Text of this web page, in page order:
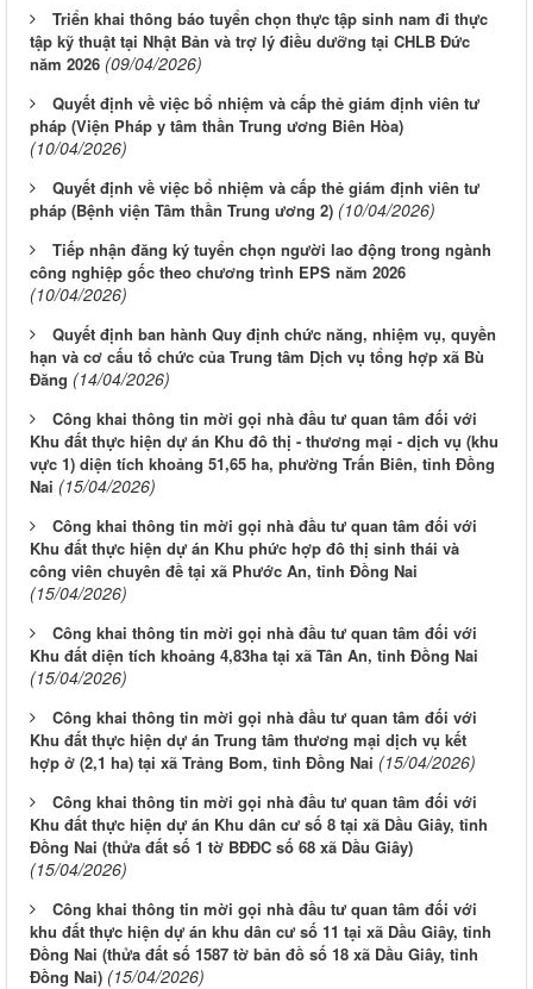
Triển khai thông báo tuyển chọn thực tập sinh nam đi thực
tập kỹ thuật tại Nhật Bản và trợ lý điều dưỡng tại CHLB Đức
năm 2026 (09/04/2026)
Quyết định về việc bổ nhiệm và cấp thẻ giám định viên tư
pháp (Viện Pháp y tâm thần Trung ương Biên Hòa)
(10/04/2026)
Quyết định về việc bổ nhiệm và cấp thẻ giám định viên tư
pháp (Bệnh viện Tâm thần Trung ương 2) (10/04/2026)
Tiếp nhận đăng ký tuyển chọn người lao động trong ngành
công nghiệp gốc theo chương trình EPS năm 2026
(10/04/2026)
Quyết định ban hành Quy định chức năng, nhiệm vụ, quyền
hạn và cơ cấu tổ chức của Trung tâm Dịch vụ tổng hợp xã Bù
Đăng (14/04/2026)
Công khai thông tin mời gọi nhà đầu tư quan tâm đối với
Khu đất thực hiện dự án Khu đô thị - thương mại - dịch vụ (khu
vực 1) diện tích khoảng 51,65 ha, phường Trấn Biên, tỉnh Đồng
Nai (15/04/2026)
Công khai thông tin mời gọi nhà đầu tư quan tâm đối với
Khu đất thực hiện dự án Khu phức hợp đô thị sinh thái và
công viên chuyên đề tại xã Phước An, tỉnh Đồng Nai
(15/04/2026)
Công khai thông tin mời gọi nhà đầu tư quan tâm đối với
Khu đất diện tích khoảng 4,83ha tại xã Tân An, tỉnh Đồng Nai
(15/04/2026)
Công khai thông tin mời gọi nhà đầu tư quan tâm đối với
Khu đất thực hiện dự án Trung tâm thương mại dịch vụ kết
hợp ở (2,1 ha) tại xã Trảng Bom, tỉnh Đồng Nai (15/04/2026)
Công khai thông tin mời gọi nhà đầu tư quan tâm đối với
Khu đất thực hiện dự án Khu dân cư số 8 tại xã Dầu Giây, tỉnh
Đồng Nai (thửa đất số 1 tờ BĐĐC số 68 xã Dầu Giây)
(15/04/2026)
Công khai thông tin mời gọi nhà đầu tư quan tâm đối với
khu đất thực hiện dự án khu dân cư số 11 tại xã Dầu Giây, tỉnh
Đồng Nai (thửa đất số 1587 tờ bản đồ số 18 xã Dầu Giây, tỉnh
Đồng Nai) (15/04/2026)